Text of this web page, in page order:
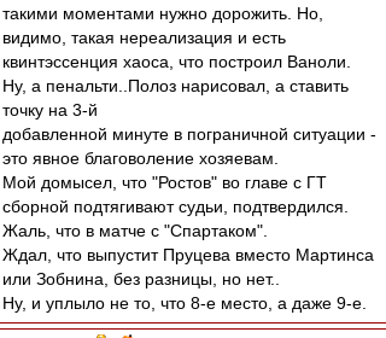
такими моментами нужно дорожить. Но,
видимо, такая нереализация и есть
квинтэссенция хаоса, что построил Ваноли.
Ну, а пенальти..Полоз нарисовал, а ставить
точку на 3-й
добавленной минуте в пограничной ситуации -
это явное благоволение хозяевам.
Мой домысел, что "Ростов" во главе с ГТ
сборной подтягивают судьи, подтвердился.
Жаль, что в матче с "Спартаком".
Ждал, что выпустит Пруцева вместо Мартинса
или Зобнина, без разницы, но нет..
Ну, и уплыло не то, что 8-е место, а даже 9-е.